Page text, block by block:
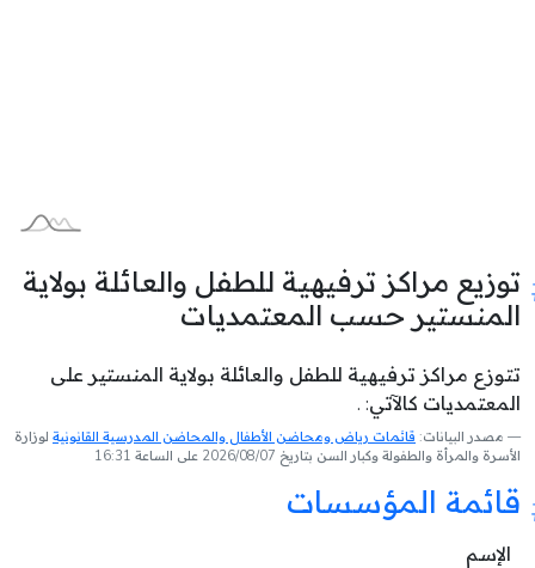
توزيع مراكز ترفيهية للطفل والعائلة بولاية
المنستير حسب المعتمديات
تتوزع مراكز ترفيهية للطفل والعائلة بولاية المنستير على
المعتمديات كالآتي: .
مصدر البيانات: قائمات رياض ومحاضن الأطفال والمحاضن المدرسية القانونية لوزارة
الأسرة والمرأة والطفولة وكبار السن بتاريخ 2026/08/07 على الساعة 16:31
قائمة المؤسسات
الإسم